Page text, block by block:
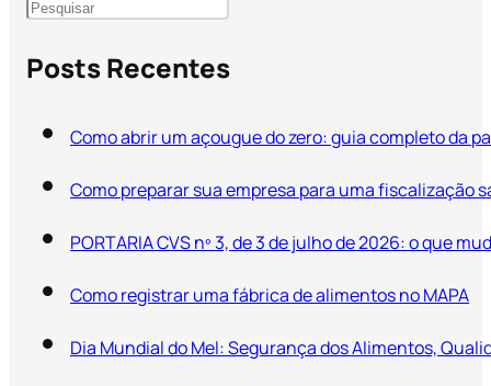
Posts Recentes
Como abrir um açougue do zero: guia completo da
Como preparar sua empresa para uma
PORTARIA CVS nº 3, de 3 de julho de 2026: o que
Como registrar uma fábrica de alimentos no MAPA
Dia Mundial do Mel: Segurança dos Alimentos,